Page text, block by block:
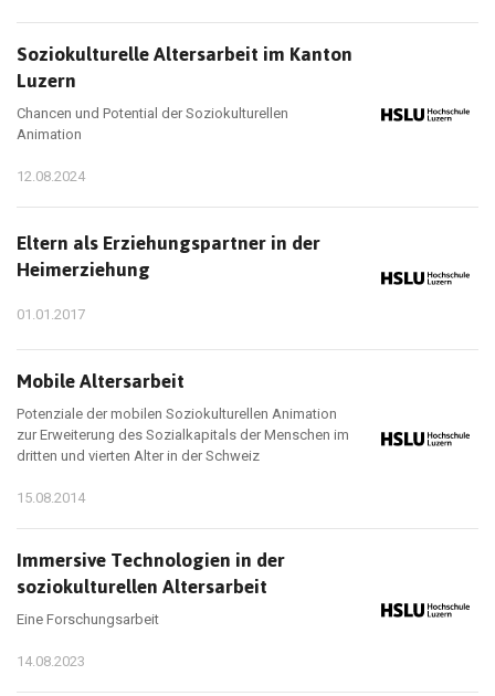
Soziokulturelle Altersarbeit im Kanton
Luzern
Chancen und Potential der Soziokulturellen
Animation
12.08.2024
Eltern als Erziehungspartner in der
Heimerziehung
01.01.2017
Mobile Altersarbeit
Potenziale der mobilen Soziokulturellen Animation
zur Erweiterung des Sozialkapitals der Menschen im
dritten und vierten Alter in der Schweiz
15.08.2014
Immersive Technologien in der
soziokulturellen Altersarbeit
Eine Forschungsarbeit
14.08.2023